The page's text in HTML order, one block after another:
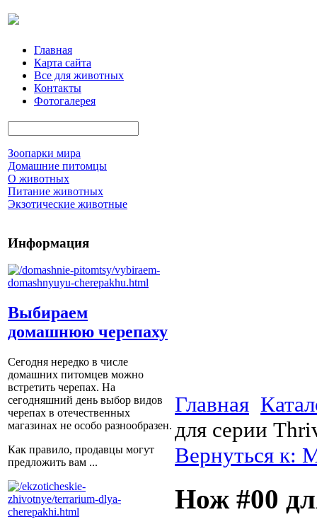
Главная
Карта сайта
Все для животных
Контакты
Фотогалерея
Зоопарки мира
Домашние питомцы
О животных
Питание животных
Экзотические животные
Информация
Выбираем
домашнюю черепаху
Сегодня нередко в числе
домашних питомцев можно
встретить черепах. На
сегодняшний день выбор видов
черепах в отечественных
магазинах не особо разнообразен.
Как правило, продавцы могут
предложить вам ...
Главная
для серии
Вернуться к:
Нож #00